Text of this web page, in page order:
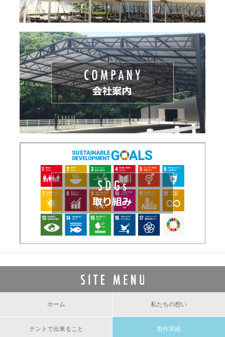
ホーム 私たちの想い
テントで出来ること 製作実績